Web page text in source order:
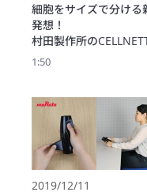
細胞をサイズで分ける
発想！
村田製作所の
は、分画、濃縮、ろ過な
1:50
2019/12/11